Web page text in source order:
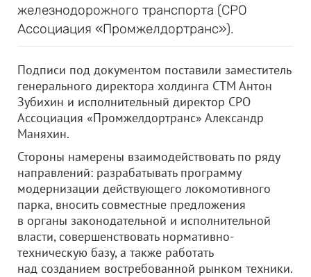
железнодорожного транспорта (СРО
Ассоциация «Промжелдортранс»).
Подписи под документом поставили заместитель
генерального директора холдинга СТМ Антон
Зубихин и исполнительный директор СРО
Ассоциация «Промжелдортранс» Александр
Маняхин.
Стороны намерены взаимодействовать по ряду
направлений: разрабатывать программу
модернизации действующего локомотивного
парка, вносить совместные предложения
в органы законодательной и исполнительной
власти, совершенствовать нормативно-
техническую базу, а также работать
над созданием востребованной рынком техники.